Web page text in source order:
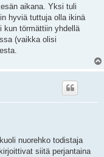
aikana. Yksi tuli
hyviä tuttuja olla ikinä
kun törmättiin yhdellä
(vaikka olisi
nuorehko todistaja
siitä perjantaina